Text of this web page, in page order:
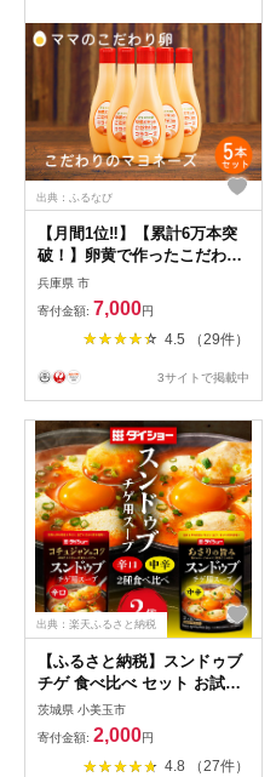
出典：ふるなび
【月間1位‼】【累計6万本突
破！】卵黄で作ったこだわり
のマヨネーズ5本
008AC01N.／ママのこだわり
卵 大容量 栄養満点 調味料 お
料理 安心 安全 健康 玉子 サ
兵庫県 市
寄付金額: 7,000円
4.5 （29件）
3サイトで掲載中
出典：楽天ふるさと納税
【ふるさと納税】スンドゥブ
チゲ 食べ比べ セット お試し
辛口 中辛 ダイショー 韓国 韓
国料理 チゲ 時短 常温保存 鍋
鍋つゆ 簡単 茨城県 小美玉市
茨城県 小美玉市
寄付金額: 2,000円
4.8 （27件）